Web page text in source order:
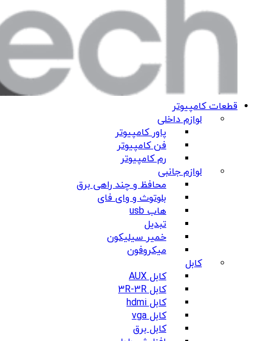
قطعات کامپیوتر
لوازم داخلی
پاور کامپیوتر
فن کامپیوتر
رم کامپیوتر
لوازم جانبی
محافظ و چند راهی برق
بلوتوث و وای فای
هاب usb
تبدیل
خمیر سیلیکون
میکروفون
کابل
کابل AUX
کابل 3R-3R
کابل hdmi
کابل vga
کابل برق